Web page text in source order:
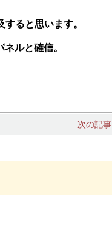
ると思います。
ルと確信。
次の記事